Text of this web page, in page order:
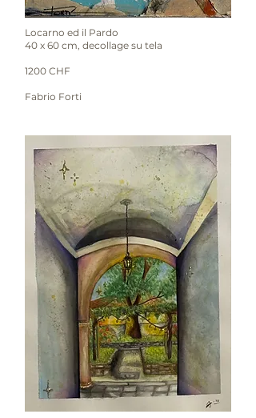
Locarno ed il Pardo
40 x 60 cm, decollage su tela
1200 CHF
Fabrio Forti